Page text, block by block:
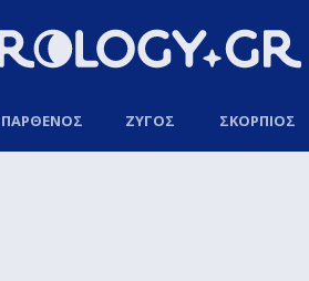
ΠΑΡΘΕΝΟΣ ΖΥΓΟΣ ΣΚΟΡΠΙΟΣ